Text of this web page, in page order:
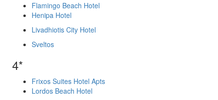
Flamingo Beach Hotel
Henipa Hotel
Livadhiotis City Hotel
Sveltos
4*
Frixos Suites Hotel Apts
Lordos Beach Hotel